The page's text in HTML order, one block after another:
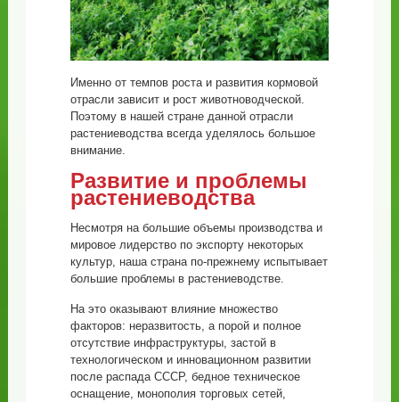
Именно от темпов роста и развития кормовой
отрасли зависит и рост животноводческой.
Поэтому в нашей стране данной отрасли
растениеводства всегда уделялось большое
внимание.
Развитие и проблемы
растениеводства
Несмотря на большие объемы производства и
мировое лидерство по экспорту некоторых
культур, наша страна по-прежнему испытывает
большие проблемы в растениеводстве.
На это оказывают влияние множество
факторов: неразвитость, а порой и полное
отсутствие инфраструктуры, застой в
технологическом и инновационном развитии
после распада СССР, бедное техническое
оснащение, монополия торговых сетей,